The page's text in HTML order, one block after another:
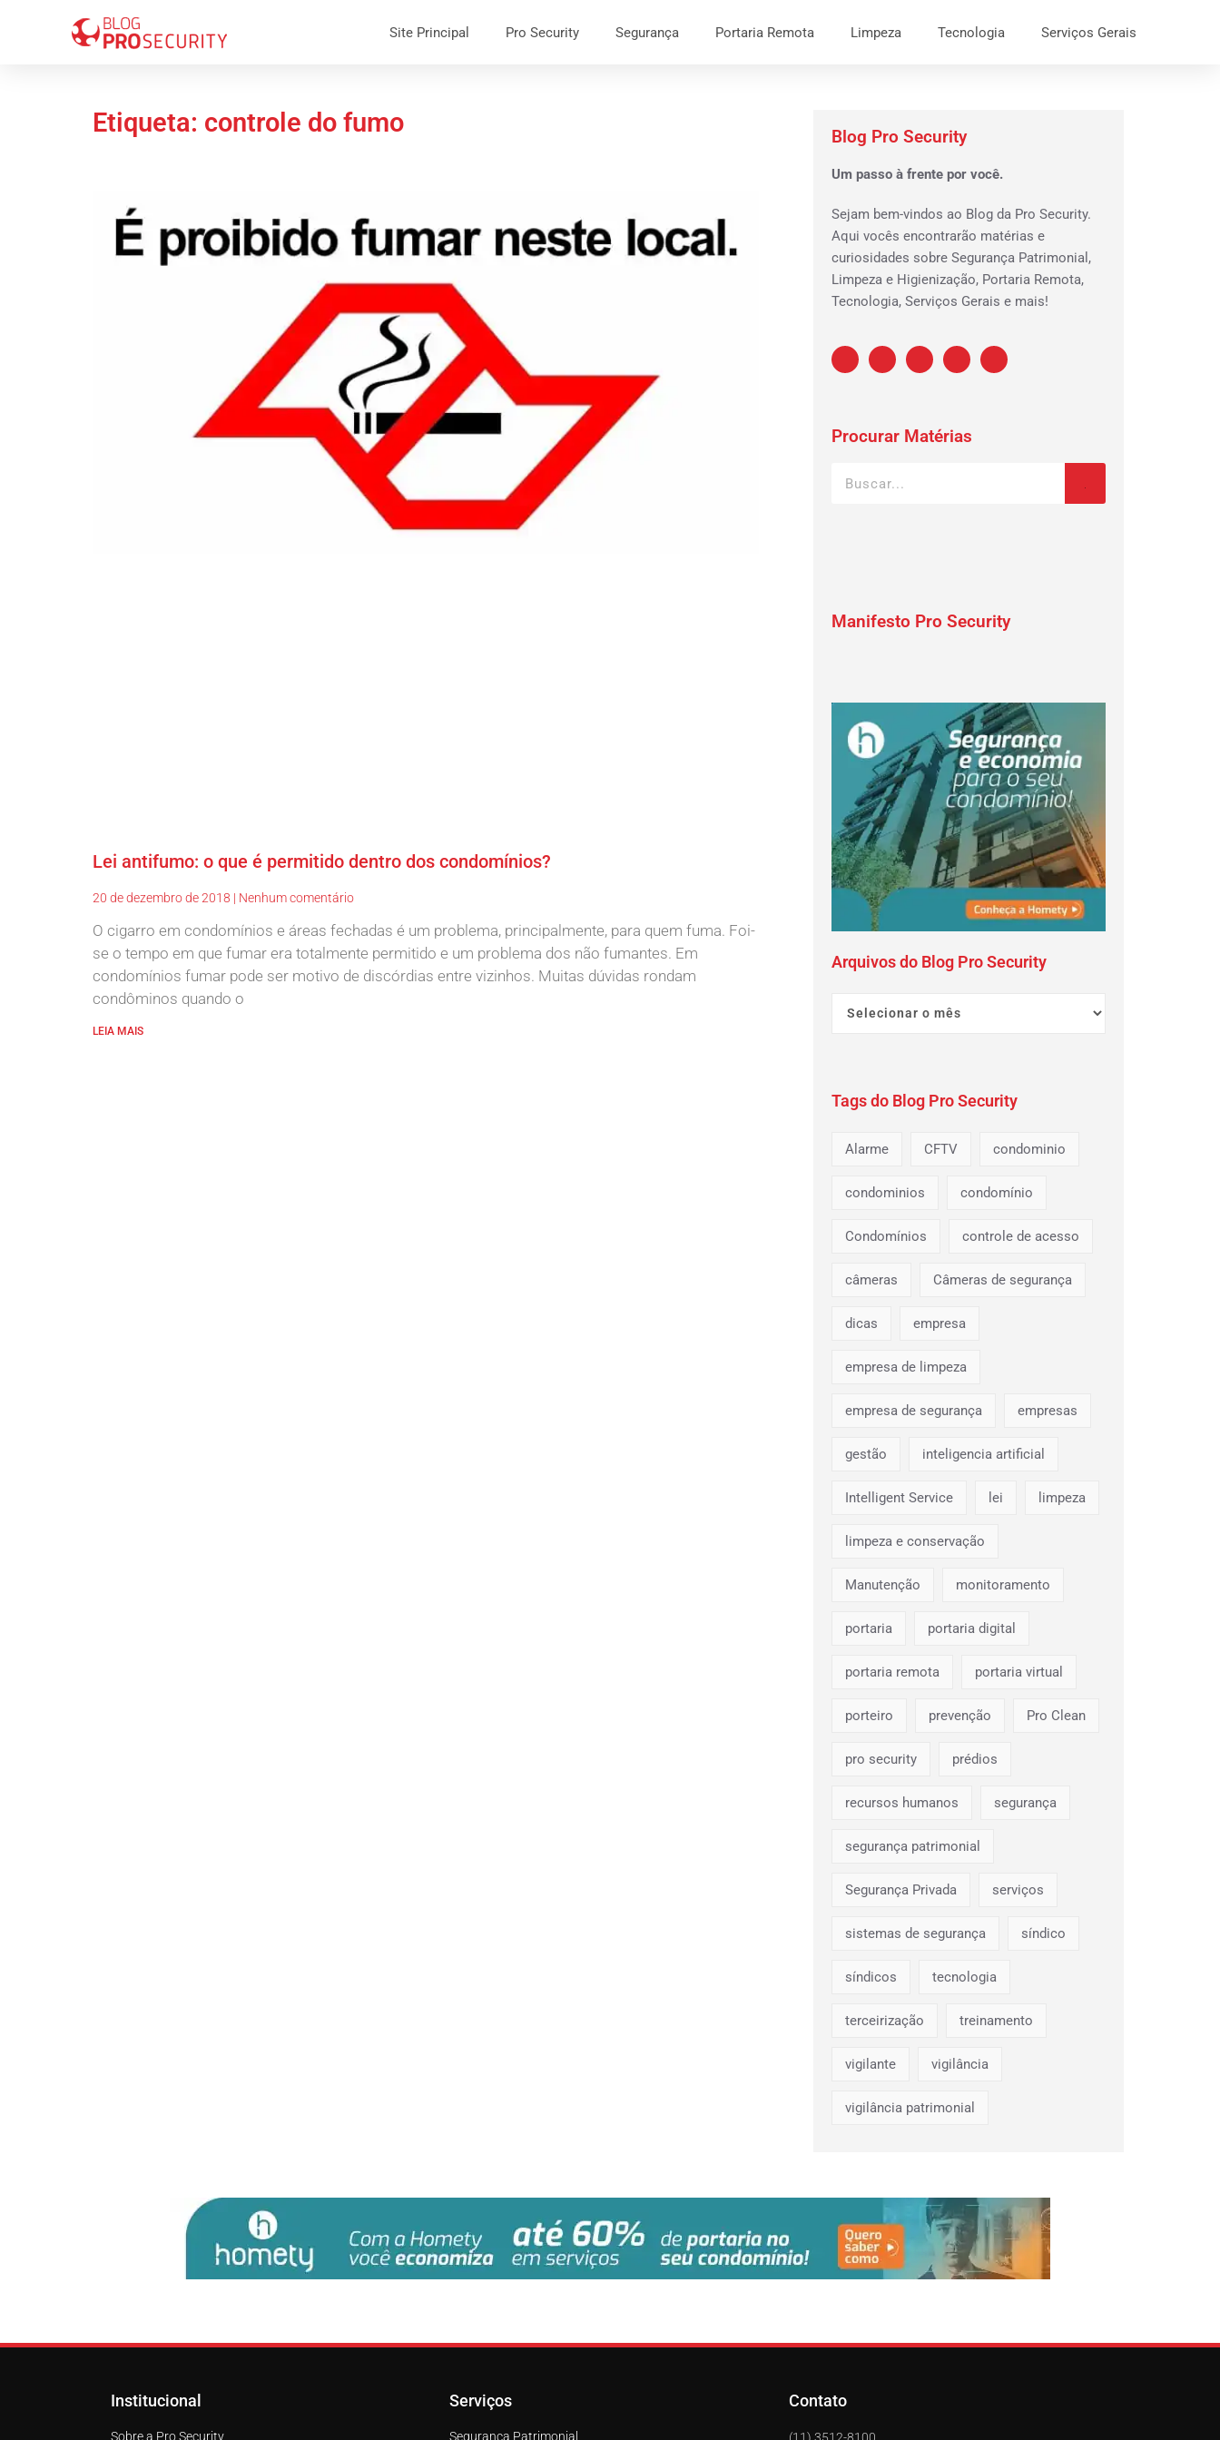
Site Principal Pro Security Segurança Portaria Remota Limpeza Tecnologia Serviços Gerais
Etiqueta: controle do fumo
Lei antifumo: o que é permitido dentro dos condomínios?
20 de dezembro de 2018 Nenhum comentário
O cigarro em condomínios e áreas fechadas é um problema, principalmente, para quem fuma. Foi-
se o tempo em que fumar era totalmente permitido e um problema dos não fumantes. Em
condomínios fumar pode ser motivo de discórdias entre vizinhos. Muitas dúvidas rondam
condôminos quando o
LEIA MAIS
Blog Pro Security
Um passo à frente por você.
Sejam bem-vindos ao Blog da Pro Security.
Aqui vocês encontrarão matérias e
curiosidades sobre Segurança Patrimonial,
Limpeza e Higienização, Portaria Remota,
Tecnologia, Serviços Gerais e mais!
Procurar Matérias
Manifesto Pro Security
Arquivos do Blog Pro Security
Tags do Blog Pro Security
Alarme CFTV condominio
condominios condomínio
Condomínios controle de acesso
câmeras Câmeras de segurança
dicas empresa
empresa de limpeza
empresa de segurança empresas
gestão inteligencia artificial
Intelligent Service lei limpeza
limpeza e conservação
Manutenção monitoramento
portaria portaria digital
portaria remota portaria virtual
porteiro prevenção Pro Clean
pro security prédios
recursos humanos segurança
segurança patrimonial
Segurança Privada serviços
sistemas de segurança síndico
síndicos tecnologia
terceirização treinamento
vigilante vigilância
vigilância patrimonial
Institucional
Sobre a Pro Security
Serviços
Segurança Patrimonial
Contato
(11) 3512-8100